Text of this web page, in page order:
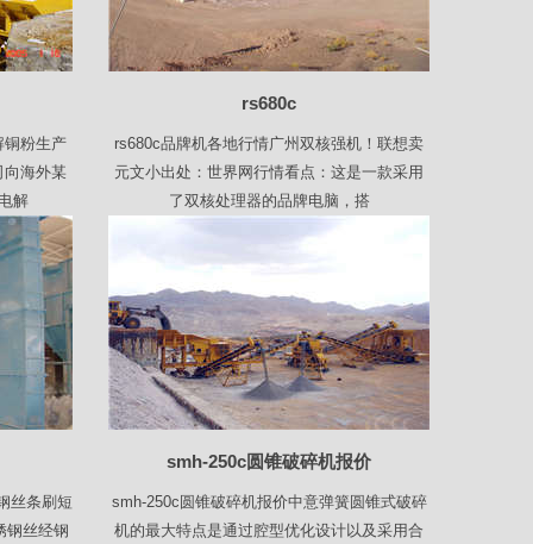
粉生产
向海外某
解
rs680c
rs680c品牌机各地行情广州双核强机！联想卖
元文小出处：世界网行情看点：这是一款采用
了双核处理器的品牌电脑，搭
丝条刷短
钢丝经钢
smh-250c圆锥破碎机报价
smh-250c圆锥破碎机报价中意弹簧圆锥式破碎
机的最大特点是通过腔型优化设计以及采用合